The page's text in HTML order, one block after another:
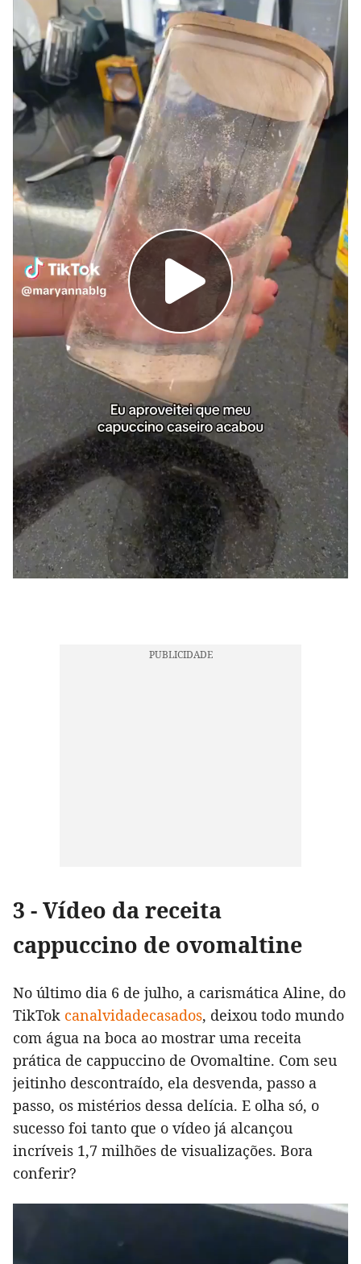
3 - Vídeo da receita
cappuccino de ovomaltine
No último dia 6 de julho, a carismática Aline, do
TikTok canalvidadecasados, deixou todo mundo
com água na boca ao mostrar uma receita
prática de cappuccino de Ovomaltine. Com seu
jeitinho descontraído, ela desvenda, passo a
passo, os mistérios dessa delícia. E olha só, o
sucesso foi tanto que o vídeo já alcançou
incríveis 1,7 milhões de visualizações. Bora
conferir?